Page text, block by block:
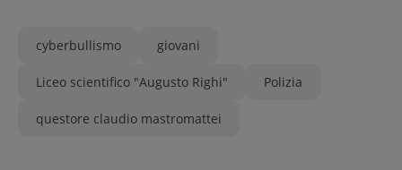
cyberbullismo giovani
Liceo scientifico "Augusto Righi" Polizia
questore claudio mastromattei